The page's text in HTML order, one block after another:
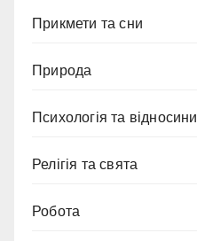
Прикмети та сни
Природа
Психологія та відносини
Релігія та свята
Робота